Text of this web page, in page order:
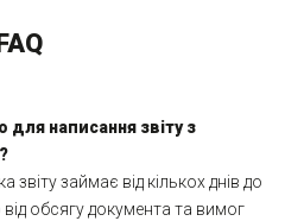
для написання звіту з
звіту займає від кількох днів до
обсягу документа та вимог